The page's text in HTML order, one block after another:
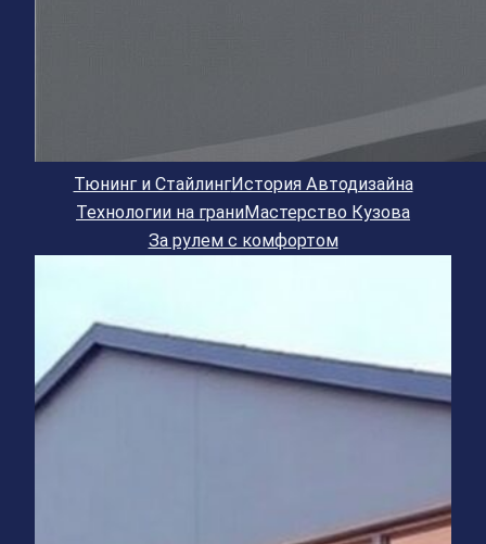
Тюнинг и СтайлингИстория Автодизайна
Технологии на граниМастерство Кузова
За рулем с комфортом